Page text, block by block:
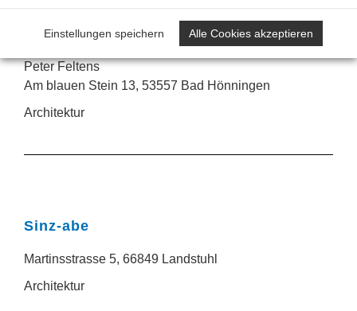
Architekturbüro Feltens
Peter Feltens
Am blauen Stein 13, 53557 Bad Hönningen
Architektur
Sinz-abe
Martinsstrasse 5, 66849 Landstuhl
Architektur
Einstellungen speichern Alle Cookies akzeptieren